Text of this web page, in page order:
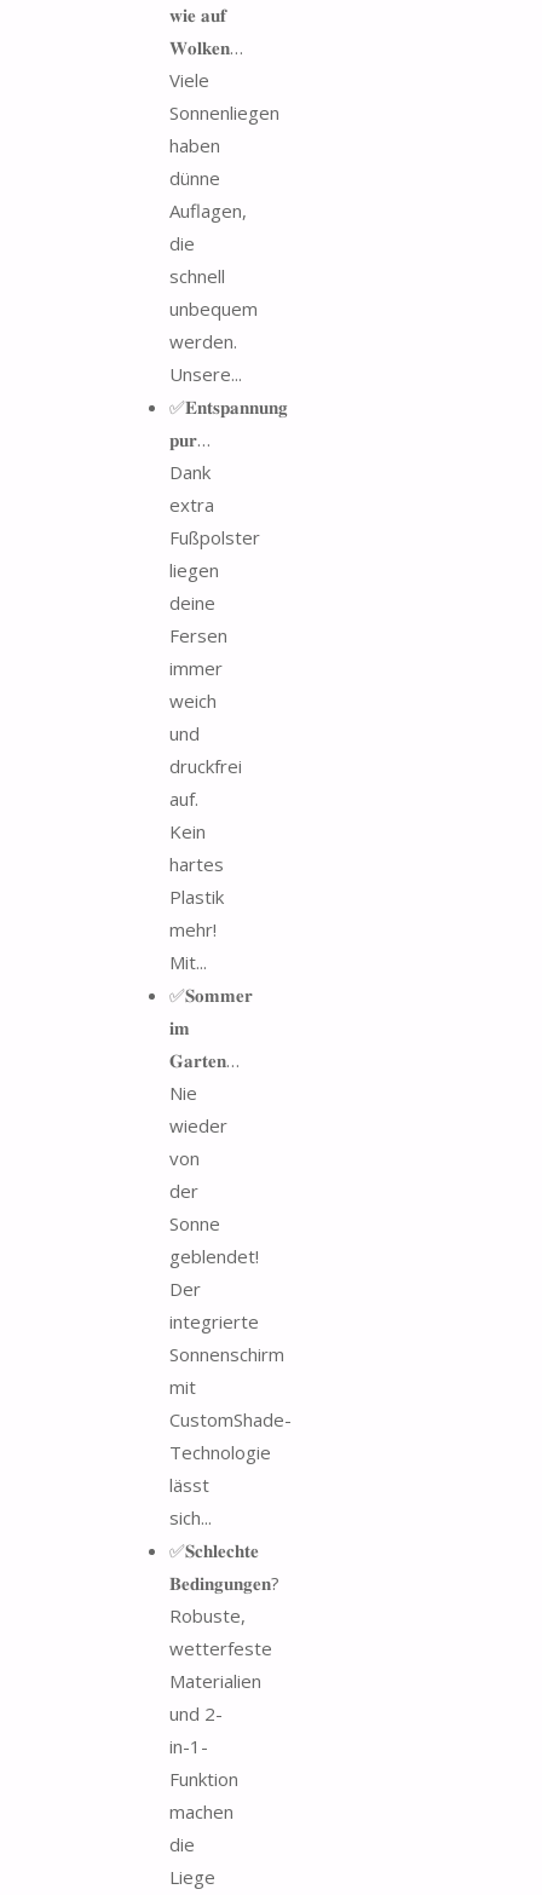
𝐰𝐢𝐞 𝐚𝐮𝐟
𝐖𝐨𝐥𝐤𝐞𝐧…
Viele
Sonnenliegen
haben
dünne
Auflagen,
die
schnell
unbequem
werden.
Unsere...
✅𝐄𝐧𝐭𝐬𝐩𝐚𝐧𝐧𝐮𝐧𝐠
𝐩𝐮𝐫…
Dank
extra
Fußpolster
liegen
deine
Fersen
immer
weich
und
druckfrei
auf.
Kein
hartes
Plastik
mehr!
Mit...
✅𝐒𝐨𝐦𝐦𝐞𝐫
𝐢𝐦
𝐆𝐚𝐫𝐭𝐞𝐧…
Nie
wieder
von
der
Sonne
geblendet!
Der
integrierte
Sonnenschirm
mit
CustomShade-
Technologie
lässt
sich...
✅𝐒𝐜𝐡𝐥𝐞𝐜𝐡𝐭𝐞
𝐁𝐞𝐝𝐢𝐧𝐠𝐮𝐧𝐠𝐞𝐧?
Robuste,
wetterfeste
Materialien
und 2-
in-1-
Funktion
machen
die
Liege